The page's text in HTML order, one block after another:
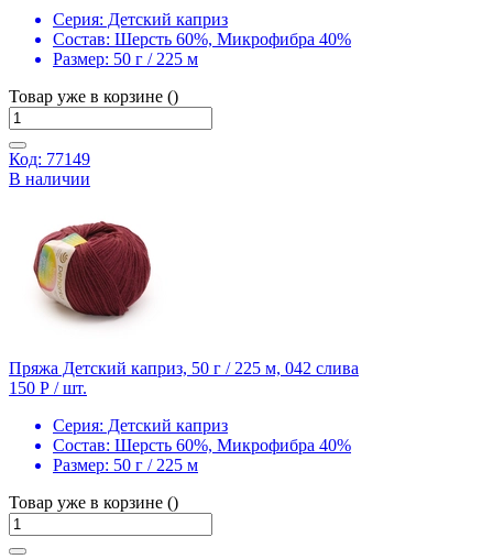
Серия: Детский каприз
Состав: Шерсть 60%, Микрофибра 40%
Размер: 50 г / 225 м
Товар уже в корзине ()
Код: 77149
В наличии
Пряжа Детский каприз, 50 г / 225 м, 042 слива
150 Р / шт.
Серия: Детский каприз
Состав: Шерсть 60%, Микрофибра 40%
Размер: 50 г / 225 м
Товар уже в корзине ()